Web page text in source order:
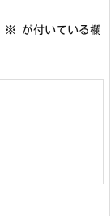
※ が付いている欄